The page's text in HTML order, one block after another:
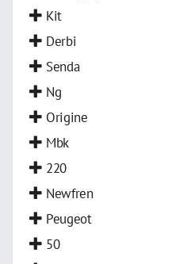
Kit
Derbi
Senda
Ng
Origine
Mbk
220
Newfren
Peugeot
50